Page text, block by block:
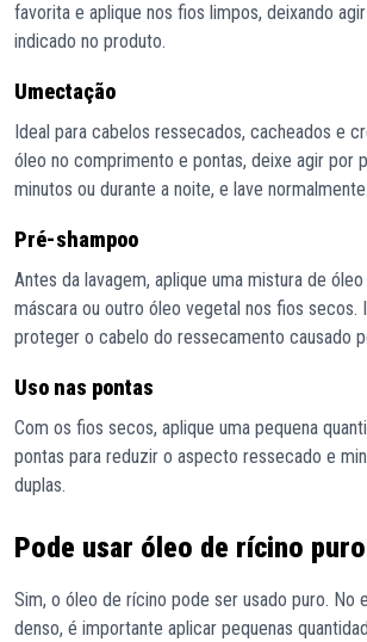
favorita e aplique nos fios limpos, deixando
indicado no produto.
Umectação
Ideal para cabelos ressecados, cacheados e
óleo no comprimento e pontas, deixe agir por
minutos ou durante a noite, e lave normalmente.
Pré-shampoo
Antes da lavagem, aplique uma mistura de
máscara ou outro óleo vegetal nos fios secos.
proteger o cabelo do ressecamento causado
Uso nas pontas
Com os fios secos, aplique uma pequena
pontas para reduzir o aspecto ressecado e
duplas.
Pode usar óleo de rícino
Sim, o óleo de rícino pode ser usado puro. No
denso, é importante aplicar pequenas